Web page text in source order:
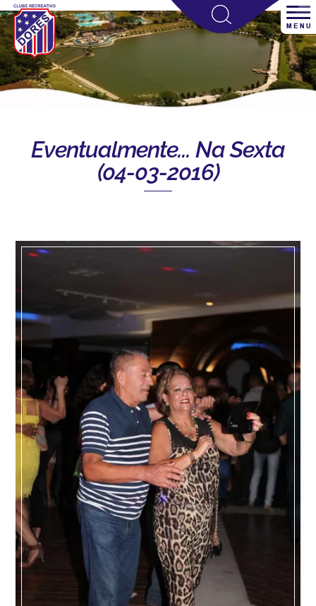
Eventualmente... Na Sexta
(04-03-2016)